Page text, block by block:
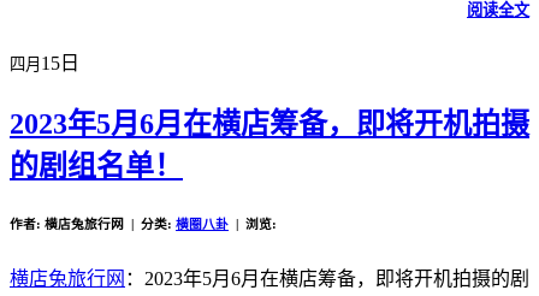
阅读全文
四月 15日
2023年5月6月在横店筹备，即将开机拍摄
的剧组名单！
作者: 横店兔旅行网 | 分类: 横圈八卦 | 浏览:
横店兔旅行网 ：2023年5月6月在横店筹备，即将开机拍摄的剧